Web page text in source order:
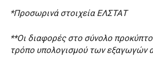
*Προσωρινά στοιχεία ΕΛΣΤΑΤ
**Οι διαφορές στο σύνολο
τρόπο υπολογισμού των εξαγωγών